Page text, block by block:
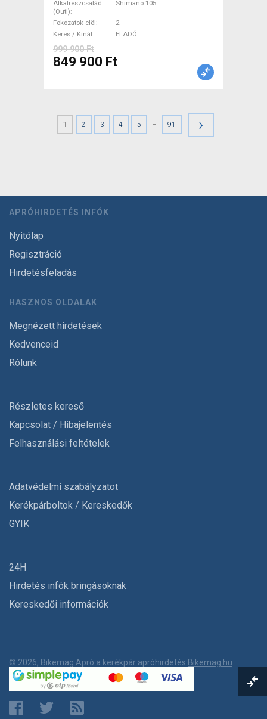
Shimano 105 tárcsafék új /
garanciával ELADÓ
Alkatrészcsalád
(Outi)
Shimano 105
Fokozatok elöl
2
Keres / Kínál
ELADÓ
999 900 Ft
849 900 Ft
1 2 3 4 5 - 91 ›
APRÓHIRDETÉS INFÓK
Nyitólap
Regisztráció
Hirdetésfeladás
HASZNOS OLDALAK
Megnézett hirdetések
Kedvenceid
Rólunk
Részletes kereső
Kapcsolat / Hibajelentés
Felhasználási feltételek
Adatvédelmi szabályzatot
Kerékpárboltok / Kereskedők
GYIK
24H
Hirdetés infók bringásoknak
Kereskedői információk
© 2026, Bikemag Apró a kerékpár apróhirdetés Bikemag.hu